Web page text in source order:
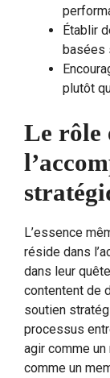
Établir
basées
plutôt
Le rôle
L’essence
réside dans
dans leur
contentent de
soutien
processus
agir comme
comme un